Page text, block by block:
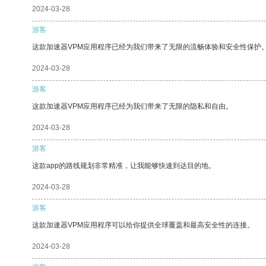
2024-03-28
游客
这款加速器VPM应用程序已经为我们带来了无限的流畅体验和安全性保护
2024-03-28
游客
这款加速器VPM应用程序已经为我们带来了无限的隐私和自由。
2024-03-28
游客
这款app的路线规划非常精准，让我能够快速到达目的地。
2024-03-28
游客
这款加速器VPM应用程序可以给你提供全球覆盖和最高安全性的连接。
2024-03-28